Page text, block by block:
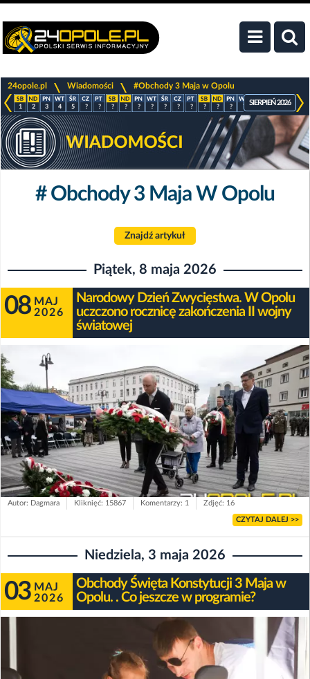
24opole.pl Wiadomości #Obchody 3 Maja w Opolu
1 2 3 4 5 ? ? ? ? ? ? ? ? ? ? ? ? ? ? ? ?
SIERPIEŃ 2026
# Obchody 3 Maja W Opolu
Znajdź artykuł
Piątek, 8 maja 2026
08 MAJ
2026
Narodowy Dzień Zwycięstwa. W Opolu
uczczono rocznicę zakończenia II wojny
światowej
Autor: Dagmara Kliknięć: 15867 Komentarzy: 1 Zdjęć: 16
CZYTAJ DALEJ >>
Niedziela, 3 maja 2026
03 MAJ
2026
Obchody Święta Konstytucji 3 Maja w
Opolu. . Co jeszcze w programie?